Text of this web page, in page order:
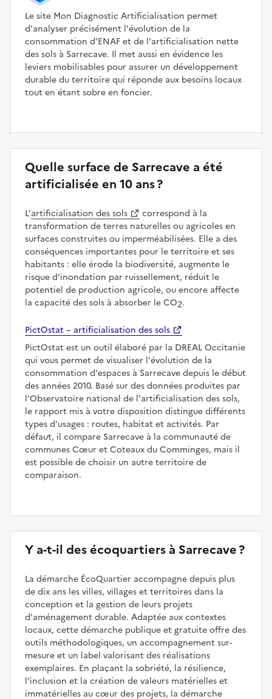
Le site Mon Diagnostic Artificialisation permet
d'analyser précisément l'évolution de la
consommation d'ENAF et de l'artificialisation nette
des sols à Sarrecave. Il met aussi en évidence les
leviers mobilisables pour assurer un développement
durable du territoire qui réponde aux besoins locaux
tout en étant sobre en foncier.
Quelle surface de Sarrecave a été
artificialisée en 10 ans ?
L’artificialisation des sols
correspond à la
transformation de terres naturelles ou agricoles en
surfaces construites ou imperméabilisées. Elle a des
conséquences importantes pour le territoire et ses
habitants : elle érode la biodiversité, augmente le
risque d'inondation par ruissellement, réduit le
potentiel de production agricole, ou encore affecte
la capacité des sols à absorber le CO2.
PictOstat – artificialisation des sols
PictOstat est un outil élaboré par la DREAL Occitanie
qui vous permet de visualiser l'évolution de la
consommation d'espaces à Sarrecave depuis le début
des années 2010. Basé sur des données produites par
l'Observatoire national de l'artificialisation des sols,
le rapport mis à votre disposition distingue différents
types d'usages : routes, habitat et activités. Par
défaut, il compare Sarrecave à la communauté de
communes Cœur et Coteaux du Comminges, mais il
est possible de choisir un autre territoire de
comparaison.
Y a-t-il des écoquartiers à Sarrecave ?
La démarche ÉcoQuartier accompagne depuis plus
de dix ans les villes, villages et territoires dans la
conception et la gestion de leurs projets
d'aménagement durable. Adaptée aux contextes
locaux, cette démarche publique et gratuite offre des
outils méthodologiques, un accompagnement sur-
mesure et un label valorisant des réalisations
exemplaires. En plaçant la sobriété, la résilience,
l'inclusion et la création de valeurs matérielles et
immatérielles au cœur des projets, la démarche